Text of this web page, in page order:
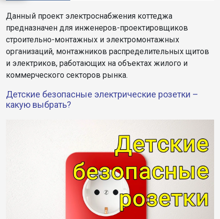
Данный проект электроснабжения коттеджа
предназначен для инженеров-проектировщиков
строительно-монтажных и электромонтажных
организаций, монтажников распределительных щитов
и электриков, работающих на объектах жилого и
коммерческого секторов рынка.
Детские безопасные электрические розетки –
какую выбрать?